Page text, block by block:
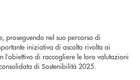
proseguendo nel suo percorso di
iniziativa di ascolto rivolta ai
l’obiettivo di raccogliere le loro valutazioni
di Sostenibilità 2025.